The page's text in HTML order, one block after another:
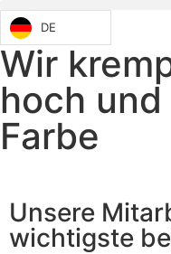
DE
Wir
hoch
Farbe
Unsere
wichtigste